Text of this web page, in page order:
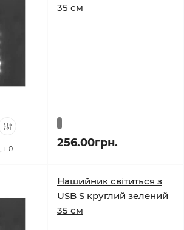
0
35 см
256.00грн.
Нашийник світиться з
USB S круглий зелений
35 см